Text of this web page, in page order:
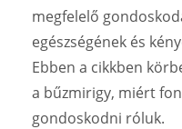
megfelelő
egészségének és
Ebben a cikkben
a bűzmirigy, miért
gondoskodni róluk.